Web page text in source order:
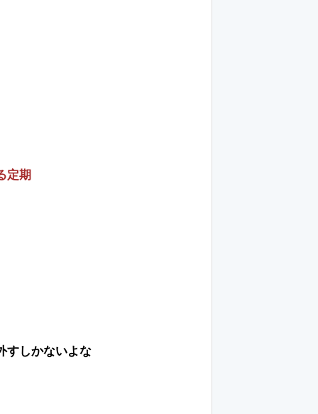
定期
すしかないよな